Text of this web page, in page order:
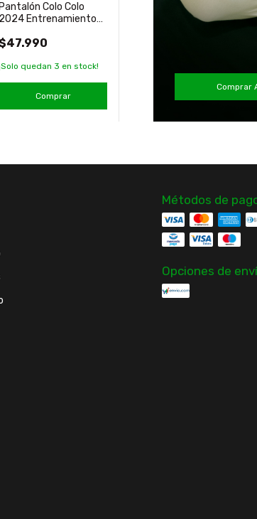
Pantalón Colo Colo
2024 Entrenamiento
quedan 3 en stock!
Comprar
Pantalón Colo Colo
2023 Entrenamiento
Comprar
Métodos de
Opciones de